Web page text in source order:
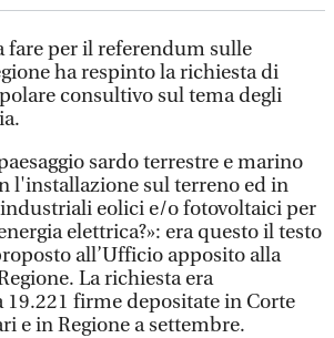
fare per il referendum sulle
ha respinto la richiesta di
consultivo sul tema degli
sardo terrestre e marino
l'installazione sul terreno ed in
eolici e/o fotovoltaici per
elettrica?»: era questo il testo
all’Ufficio apposito alla
La richiesta era
19.221 firme depositate in Corte
e in Regione a settembre.